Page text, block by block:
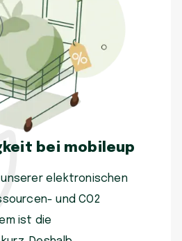
bei mobileup
elektronischen
und CO2
ist die